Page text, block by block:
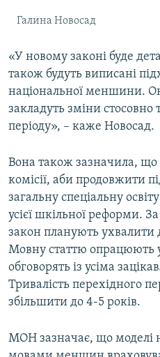
Галина Новосад
«У новому законі буде
також будуть виписані
національної меншини.
закладуть зміни стосовно
періоду», – каже Новосад.
Вона також зазначила,
комісії, аби продовжити
загальну спеціальну
усієї шкільної реформи.
закон планують ухвалити
Мовну статтю опрацюють
обговорять із усіма
Тривалість перехідного
збільшити до 4-5 років.
МОН зазначає, що моделі